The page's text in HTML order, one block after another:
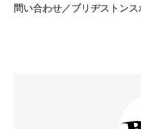
問い合わせ／ブリヂストン